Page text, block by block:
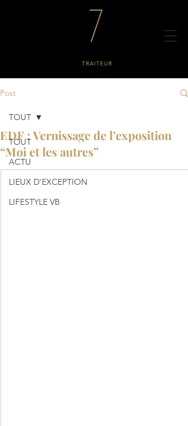
Post
TOUT
ACTU
LIEUX D'EXCEPTION
LIFESTYLE VB
TOUT
EDF : Vernissage de l’exposition
“Moi et les autres”